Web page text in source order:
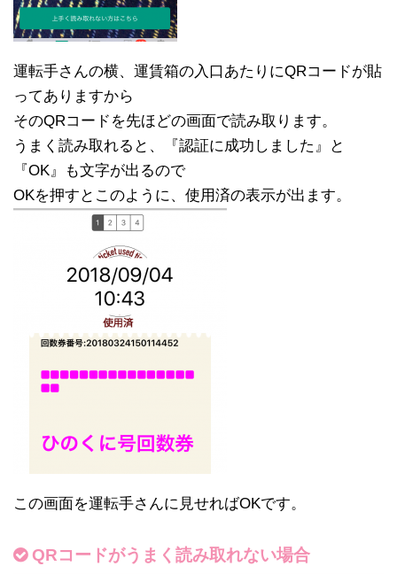
運転手さんの横、運賃箱の入口あたりにQRコードが貼
ってありますから
そのQRコードを先ほどの画面で読み取ります。
うまく読み取れると、『認証に成功しました』と
『OK』も文字が出るので
OKを押すとこのように、使用済の表示が出ます。
この画面を運転手さんに見せればOKです。
QRコードがうまく読み取れない場合